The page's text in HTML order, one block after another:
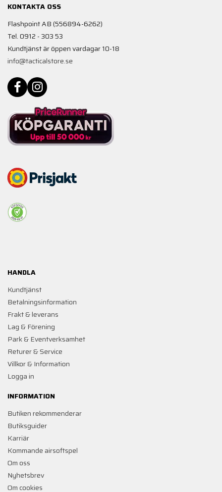
KONTAKTA OSS
Flashpoint AB (556894-6262)
Tel. 0912 - 303 53
Kundtjänst är öppen vardagar 10-18
info@tacticalstore.se
HANDLA
Kundtjänst
Betalningsinformation
Frakt & leverans
Lag & Förening
Park & Eventverksamhet
Returer & Service
Villkor & Information
Logga in
INFORMATION
Butiken rekommenderar
Butiksguider
Karriär
Kommande airsoftspel
Om oss
Nyhetsbrev
Om cookies